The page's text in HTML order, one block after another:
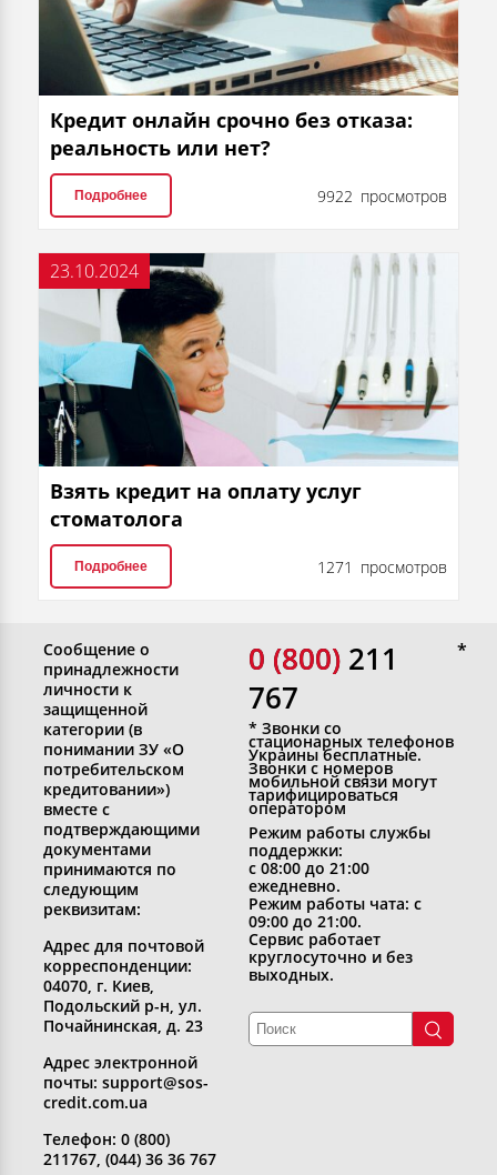
Кредит онлайн срочно без отказа:
реальность или нет?
Подробнее 9922 просмотров
23.10.2024
Взять кредит на оплату услуг
стоматолога
Подробнее 1271 просмотров
Сообщение о
принадлежности
личности к
защищенной
категории (в
понимании ЗУ «О
потребительском
кредитовании»)
вместе с
подтверждающими
документами
принимаются по
следующим
реквизитам:
Адрес для почтовой
корреспонденции:
04070, г. Киев,
Подольский р-н, ул.
Почайнинская, д. 23
Адрес электронной
почты: support@sos-
credit.com.ua
Телефон: 0 (800)
211767, (044) 36 36 767
0 (800)
0 (800) 211
767
* Звонки со
стационарных телефонов
Украины бесплатные.
Звонки с номеров
мобильной связи могут
тарифицироваться
оператором
Режим работы службы
поддержки:
с 08:00 до 21:00
ежедневно.
Режим работы чата: с
09:00 до 21:00.
Сервис работает
круглосуточно и без
выходных.